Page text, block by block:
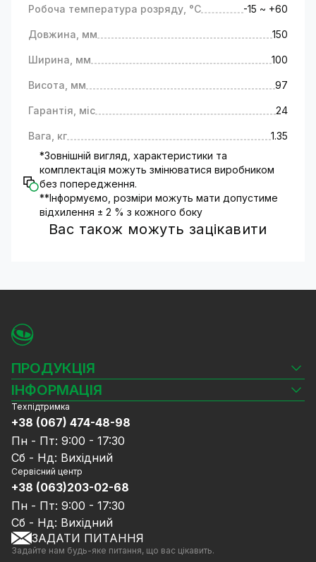
Робоча температура розряду, °C -15 ~ +60
Довжина, мм 150
Ширина, мм 100
Висота, мм 97
Гарантія, міс 24
Вага, кг
1.35
*Зовнішній вигляд, характеристики та
комплектація можуть змінюватися виробником
без попередження.
**Інформуємо, розміри можуть мати допустиме
відхилення ± 2 % з кожного боку
Вас також можуть зацікавити
ПРОДУКЦІЯ
Камери відеоспостереження
Відеореєстратори
Комплекти відеоспостереження
СКУД
Джерела живлення
Мережеве обладнання
Ноутбуки та комп'ютери
Аксесуари
Акції
Знижені в ціні товари
GreenVision знижки
ІНФОРМАЦІЯ
Блог
Доставка та оплата
Гарантія та Сервісне обслуговування
Політика конфіденційності
Договір публічної оферти
Співпраця
Послуги
Калькулятор розрахунку обсягу HDD
Техпідтримка
+38 (067) 474-48-98
Пн - Пт: 9:00 - 17:30
Сб - Нд: Вихідний
Сервісний центр
+38 (063)203-02-68
Пн - Пт: 9:00 - 17:30
Сб - Нд: Вихідний
ЗАДАТИ ПИТАННЯ
Задайте нам будь-яке питання, що вас цікавить.